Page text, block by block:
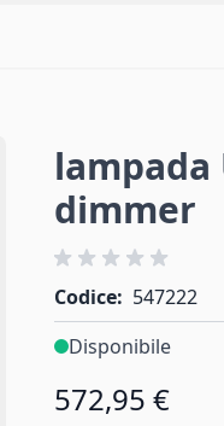
lampada
dimmer
Codice: 547222
Disponibile
572,95 €